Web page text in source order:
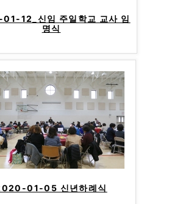
12_신임 주일학교 교사 임
명식
01-05 신년하례식